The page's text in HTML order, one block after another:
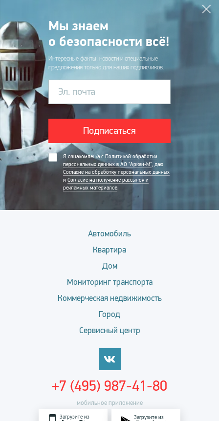
Мы знаем
о безопасности всё!
Интересные факты, новости и специальные
предложения только для наших подписчиков.
Эл. почта
Подписаться
Я ознакомлен/а с Политикой обработки
персональных данных в АО "Аркан-М", даю
Согласие на обработку персональных данных
и Согласие на получение рассылок и
рекламных материалов.
Автомобиль
Квартира
Дом
Мониторинг транспорта
Коммерческая недвижимость
Город
Сервисный центр
мобильное приложение
Загрузите из Загрузите из
+7 (495) 987-41-80